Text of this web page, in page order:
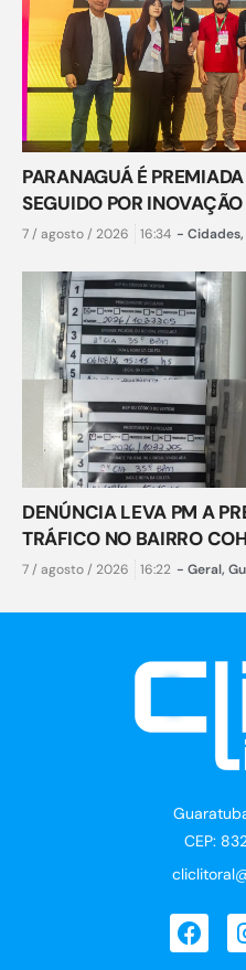
PARANAGUÁ É
SEGUIDO POR
7 / agosto / 2026 16:34 - Cidades,
DENÚNCIA LEVA PM A
TRÁFICO NO BAIRRO
7 / agosto / 2026 16:22 - Geral,
CEP: